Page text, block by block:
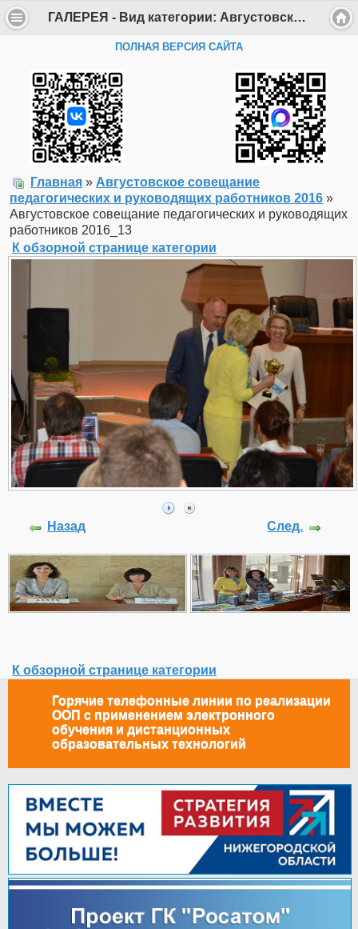
ГАЛЕРЕЯ - Вид категории: Августовское совещание педагогических и руководящих работников 2016 - Фото: Августовское совещание педагогических и руководящих работников 2016_13 - Департамент образования Администрации г. Саров
ПОЛНАЯ ВЕРСИЯ САЙТА
Главная » Августовское совещание
педагогических и руководящих работников 2016 »
Августовское совещание педагогических и руководящих
работников 2016_13
К обзорной странице категории
Назад След.
К обзорной странице категории
Горячие телефонные линии по реализации
ООП с применением электронного
обучения и дистанционных
образовательных технологий